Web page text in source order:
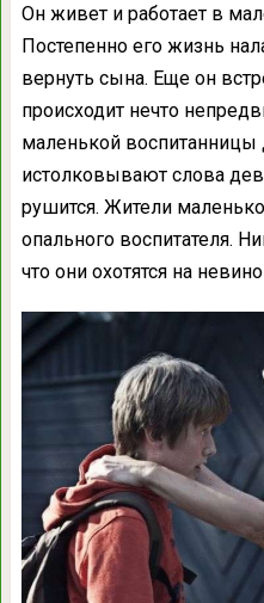
Он живет и работает в
Постепенно его жизнь
вернуть сына. Еще он
происходит нечто
маленькой воспитанницы
истолковывают слова
рушится. Жители
опального воспитателя.
что они охотятся на